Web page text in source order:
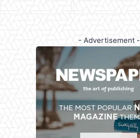
- Advertisement -